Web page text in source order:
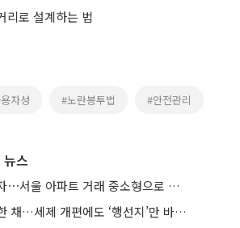
리로 설계하는 법
자성 #노란봉투법 #안전관리
스
대출 문턱 높아지자⋯서울 아파트 거래 중소형으로 쏠렸다
갈수록 똘똘해진 한 채…세제 개편에도 ‘행선지’만 바뀐다